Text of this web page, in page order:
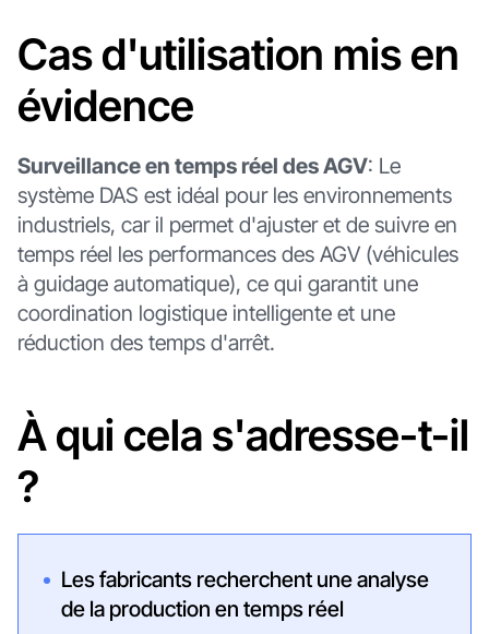
Cas d'utilisation mis en
évidence
Surveillance en temps réel des AGV: Le
système DAS est idéal pour les environnements
industriels, car il permet d'ajuster et de suivre en
temps réel les performances des AGV (véhicules
à guidage automatique), ce qui garantit une
coordination logistique intelligente et une
réduction des temps d'arrêt.
À qui cela s'adresse-t-il
?
Les fabricants recherchent une analyse
de la production en temps réel